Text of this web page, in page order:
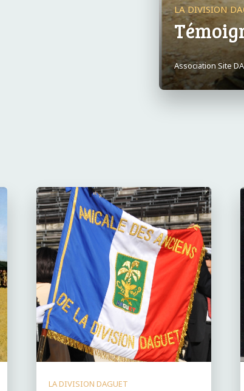
LA DIVISION
Association Site
LA DIVISION DAGUET